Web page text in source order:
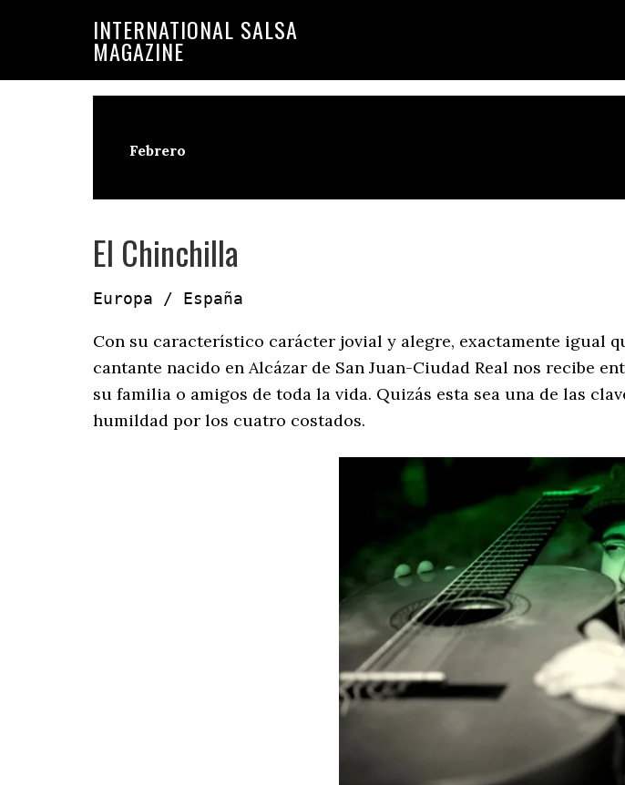
INTERNATIONAL SALSA
MAGAZINE
Febrero
El Chinchilla
Europa / España
Con su característico carácter jovial y alegre, exactamente igual
cantante nacido en Alcázar de San Juan-Ciudad Real nos recibe
su familia o amigos de toda la vida. Quizás esta sea una de las
humildad por los cuatro costados.